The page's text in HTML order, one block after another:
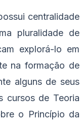
centralidade
pluralidade de
explorá-lo em
na formação de
alguns de seus
cursos de Teoria
o Princípio da